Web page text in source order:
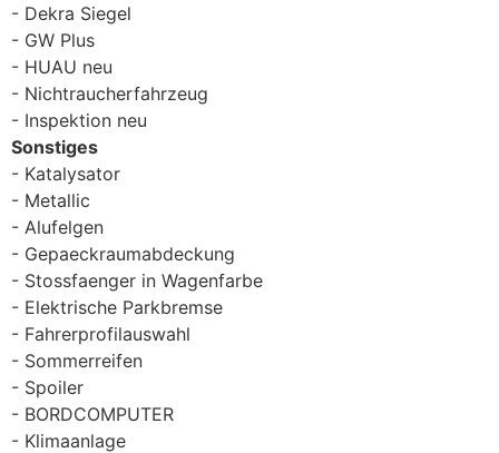
Dekra Siegel
GW Plus
HUAU neu
Nichtraucherfahrzeug
Inspektion neu
Sonstiges
Katalysator
Metallic
Alufelgen
Gepaeckraumabdeckung
Stossfaenger in Wagenfarbe
Elektrische Parkbremse
Fahrerprofilauswahl
Sommerreifen
Spoiler
BORDCOMPUTER
Klimaanlage